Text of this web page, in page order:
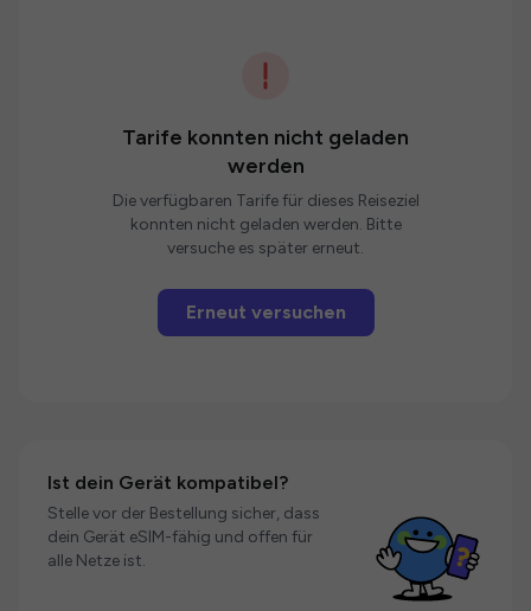
Tarife konnten nicht geladen
werden
Die verfügbaren Tarife für dieses Reiseziel
konnten nicht geladen werden. Bitte
versuche es später erneut.
Erneut versuchen
Ist dein Gerät kompatibel?
Stelle vor der Bestellung sicher, dass
dein Gerät eSIM-fähig und offen für
alle Netze ist.